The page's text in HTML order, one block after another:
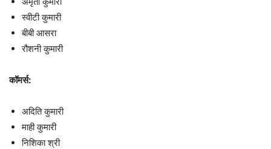
स्वीटी कुमारी
बीबी आसरा
रौशनी कुमारी
कॉमर्स:
अदिति कुमारी
माही कुमारी
निशिका श्री